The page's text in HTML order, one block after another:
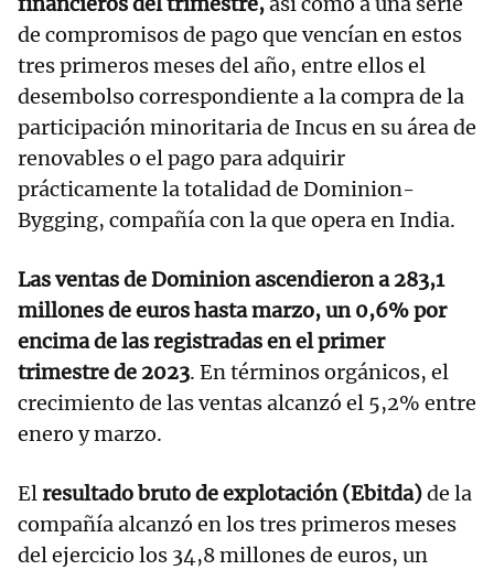
de compromisos de pago que vencían en estos
tres primeros meses del año, entre ellos el
desembolso correspondiente a la compra de la
participación minoritaria de Incus en su área de
renovables o el pago para adquirir
prácticamente la totalidad de Dominion-
Bygging, compañía con la que opera en India.
Las ventas de Dominion ascendieron a 283,1
millones de euros hasta marzo, un 0,6% por
encima de las registradas en el primer
trimestre de 2023. En términos orgánicos, el
crecimiento de las ventas alcanzó el 5,2% entre
enero y marzo.
Elresultado bruto de explotación (Ebitda)de la
compañía alcanzó en los tres primeros meses
del ejercicio los 34,8 millones de euros, un